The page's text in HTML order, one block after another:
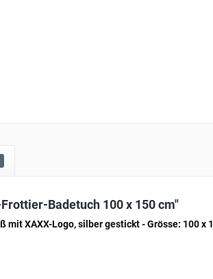
Badetuch 100 x 150 cm"
mit XAXX-Logo, silber gestickt- Grösse: 100 x